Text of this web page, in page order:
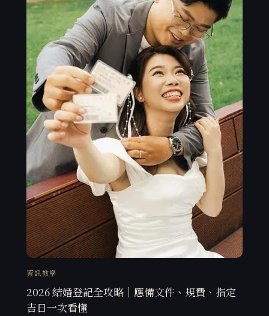
資訊教學
2026 結婚登記全攻略｜應備文件、規費、指定
吉日一次看懂